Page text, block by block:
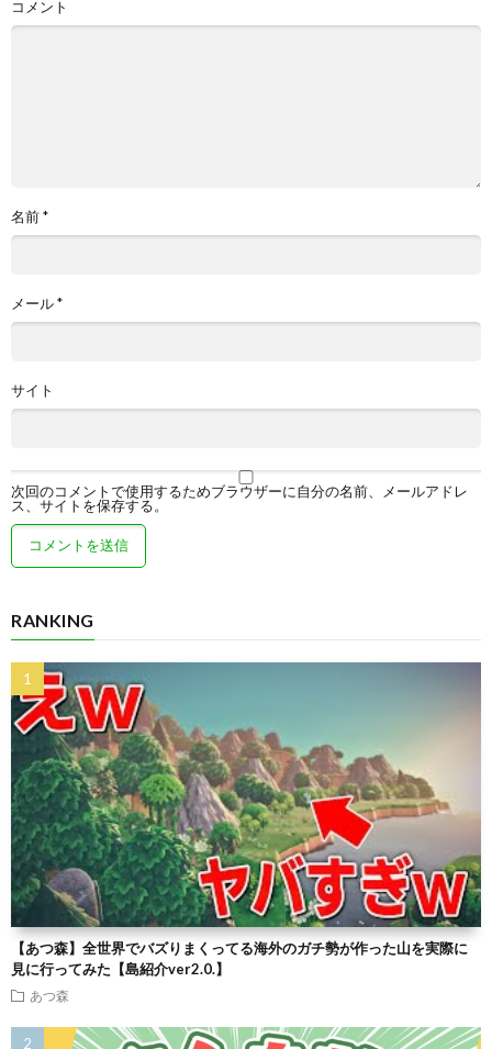
コメント
名前*
メール*
サイト
次回のコメントで使用するためブラウザーに自分の名前、メールアドレ
ス、サイトを保存する。
RANKING
【あつ森】全世界でバズりまくってる海外のガチ勢が作った山を実際に
見に行ってみた【島紹介ver2.0.】
あつ森